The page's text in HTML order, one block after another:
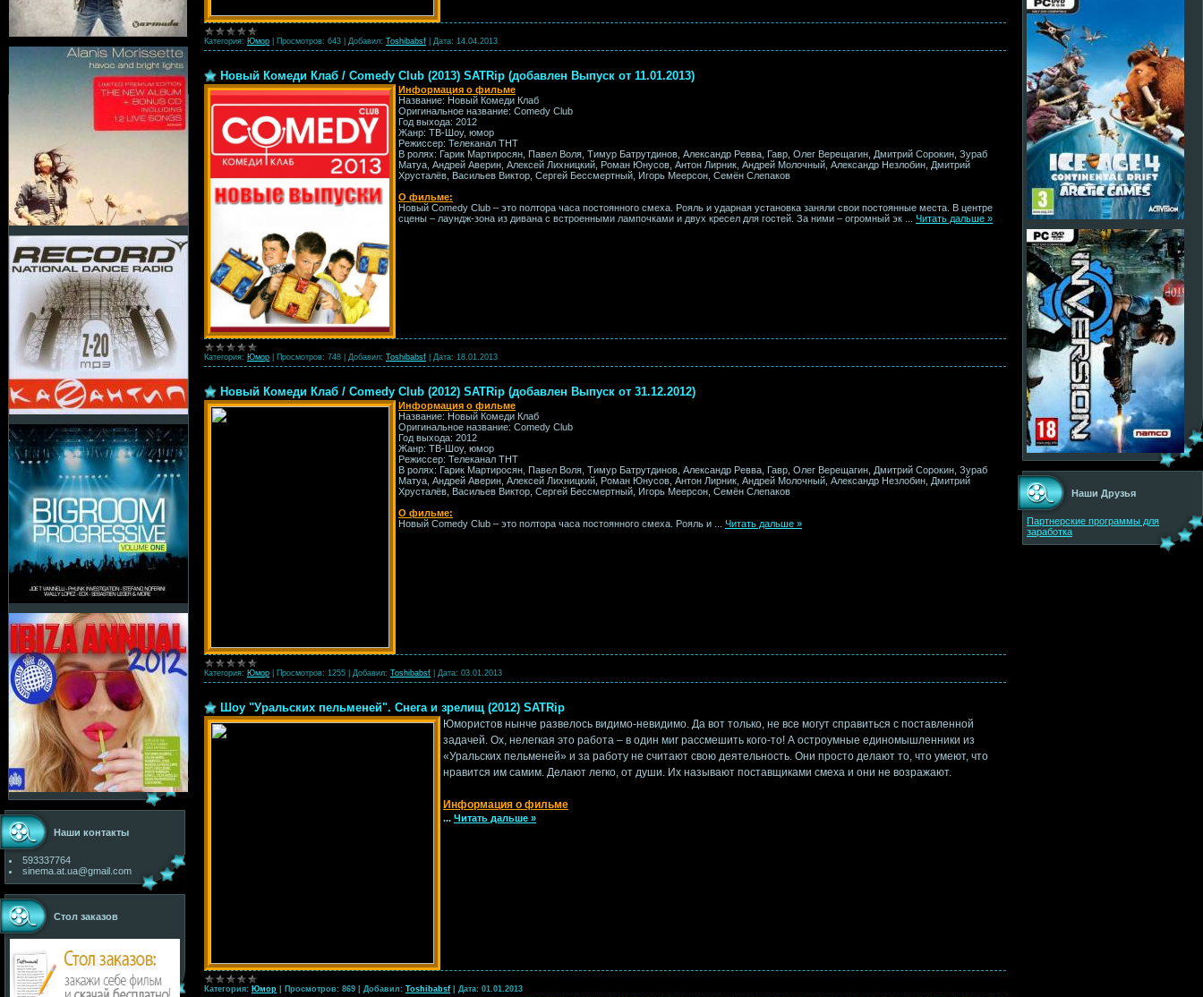
Наши контакты
593337764
sinema.at.ua@gmail.com
Стол заказов
Категория: Юмор Просмотров: 643 Добавил: Toshibabsf Дата: 14.04.2013
Новый Комеди Клаб / Comedy Club (2013) SATRip (добавлен Выпуск от 11.01.2013)
Информация о фильме
Название: Новый Комеди Клаб
Оригинальное название: Comedy Club
Год выхода: 2012
Жанр: ТВ-Шоу, юмор
Режиссер: Телеканал ТНТ
В ролях: Гарик Мартиросян, Павел Воля, Тимур Батрутдинов, Александр Ревва, Гавр, Олег Верещагин, Дмитрий Сорокин, Зураб
Матуa, Андрей Аверин, Алексей Лихницкий, Роман Юнусов, Антон Лирник, Андрей Молочный, Александр Незлобин, Дмитрий
Хрусталёв, Васильев Виктор, Сергей Бессмертный, Игорь Меерсон, Семён Слепаков
О фильме:
Новый Comedy Club – это полтора часа постоянного смеха. Рояль и ударная установка заняли свои постоянные места. В центре
сцены – лаундж-зона из дивана с встроенными лампочками и двух кресел для гостей. За ними – огромный эк
Читать дальше »
Категория: Юмор Просмотров: 748 Добавил: Toshibabsf Дата: 18.01.2013
Новый Комеди Клаб / Comedy Club (2012) SATRip (добавлен Выпуск от 31.12.2012)
Информация о фильме
Название: Новый Комеди Клаб
Оригинальное название: Comedy Club
Год выхода: 2012
Жанр: ТВ-Шоу, юмор
Режиссер: Телеканал ТНТ
В ролях: Гарик Мартиросян, Павел Воля, Тимур Батрутдинов, Александр Ревва, Гавр, Олег Верещагин, Дмитрий Сорокин, Зураб
Матуa, Андрей Аверин, Алексей Лихницкий, Роман Юнусов, Антон Лирник, Андрей Молочный, Александр Незлобин, Дмитрий
Хрусталёв, Васильев Виктор, Сергей Бессмертный, Игорь Меерсон, Семён Слепаков
О фильме:
Новый Comedy Club – это полтора часа постоянного смеха. Рояль и
Читать дальше »
Категория: Юмор Просмотров: 1255 Добавил: Toshibabsf Дата: 03.01.2013
Шоу "Уральских пельменей". Снега и зрелищ (2012) SATRip
Юмористов нынче развелось видимо-невидимо. Да вот только, не все могут справиться с поставленной
задачей. Ох, нелегкая это работа – в один миг рассмешить кого-то! А остроумные единомышленники из
«Уральских пельменей» и за работу не считают свою деятельность. Они просто делают то, что умеют, что
нравится им самим. Делают легко, от души. Их называют поставщиками смеха и они не возражают.
Информация о фильме
... Читать дальше »
Категория: Юмор Просмотров: 869 Добавил: Toshibabsf Дата: 01.01.2013
Наши Друзья
Партнерские программы для
заработка